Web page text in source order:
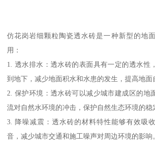
仿花岗岩细颗粒陶瓷透水砖是一种新型的地
用：
1. 透水排水：透水砖的表面具有一定的透水性
到地下，减少地面积水和水患的发生，提高地面
2. 保护环境：透水砖可以减少城市建成区的地
流对自然水环境的冲击，保护自然生态环境的稳
3. 降噪减震：透水砖的材料特性能够有效吸
音，减少城市交通和施工噪声对周边环境的影响